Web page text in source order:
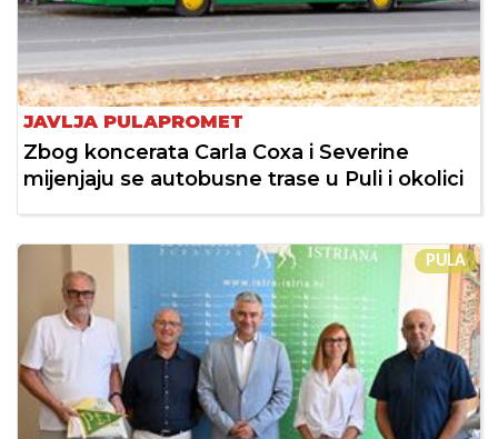
JAVLJA PULAPROMET
Zbog koncerata Carla Coxa i Severine
mijenjaju se autobusne trase u Puli i okolici
PULA